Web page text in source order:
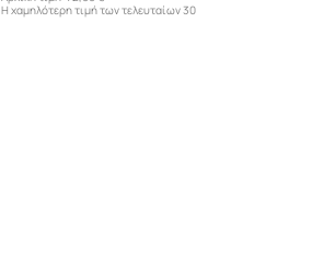
Η χαμηλότερη τιμή των τελευταίων 30